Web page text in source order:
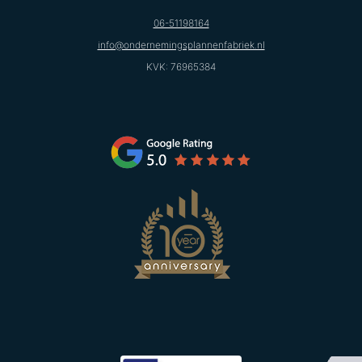
06-51198164
info@ondernemingsplannenfabriek.nl
KVK: 76965384